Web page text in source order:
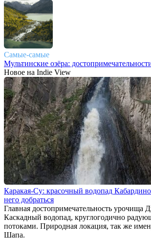
Самые-самые
Мультинские озёра:
Новое на Indie View
Каракая-Су: красочный водопад
него добраться
Главная достопримечательность урочища
Каскадный водопад, круглогодично
потоками. Природная локация, так же
Шапа.